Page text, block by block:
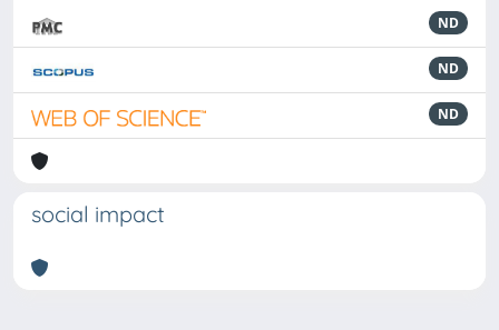
ND
ND
ND
social impact